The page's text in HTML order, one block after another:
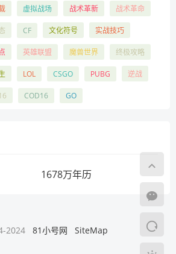
虚拟战场 战术革新 战术革命
CF 文化符号 实战技巧
英雄联盟 魔兽世界 终极攻略
LOL CSGO PUBG 逆战
COD16 GO
1678万年历
2024 81小号网 SiteMap